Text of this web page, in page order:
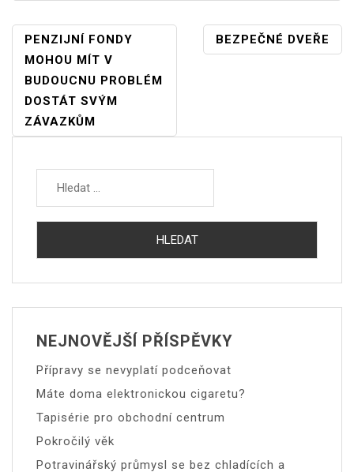
NAVIGACE
PRO
PŘÍSPĚVEK
PENZIJNÍ FONDY
MOHOU MÍT V
BUDOUCNU PROBLÉM
DOSTÁT SVÝM
ZÁVAZKŮM
BEZPEČNÉ DVEŘE
Vyhledávání
NEJNOVĚJŠÍ PŘÍSPĚVKY
Přípravy se nevyplatí podceňovat
Máte doma elektronickou cigaretu?
Tapisérie pro obchodní centrum
Pokročilý věk
Potravinářský průmysl se bez chladících a